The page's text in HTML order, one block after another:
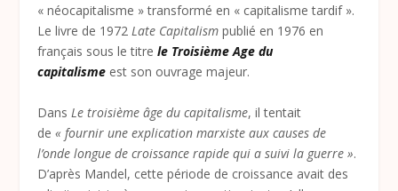
« néocapitalisme » transformé en « capitalisme tardif ».
Le livre de 1972Late Capitalism publié en 1976 en
français sous le titrele Troisième Age du
capitalisme est son ouvrage majeur.
Dans Le troisième âge du capitalisme, il tentait
de« fournir une explication marxiste aux causes de
l’onde longue de croissance rapide qui a suivi la guerre ».
D’après Mandel, cette période de croissance avait des